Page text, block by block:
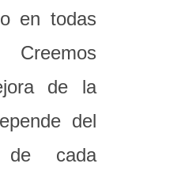
en todas
Creemos
de la
del
de cada